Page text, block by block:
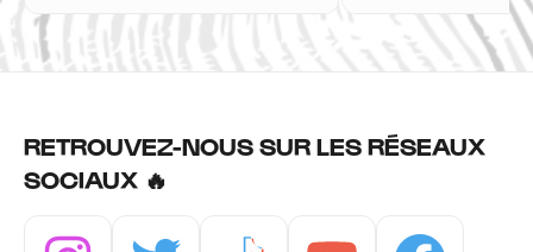
RETROUVEZ-NOUS SUR LES RÉSEAUX
SOCIAUX 🔥